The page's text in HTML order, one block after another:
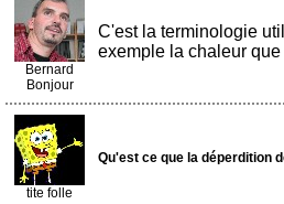
Bernard
Bonjour
C'est la terminologie
exemple la chaleur
tite folle
Qu'est ce que la déperdition